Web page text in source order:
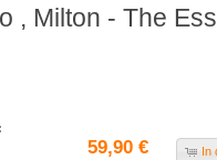
, Milton - The
59,90 € In